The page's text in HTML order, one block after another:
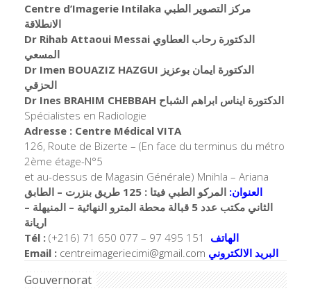
Centre d’Imagerie Intilaka مركز التصوير الطبي
الانطلاقة
Dr Rihab Attaoui Messai الدكتورة رحاب العطاوي
المسعي
Dr Imen BOUAZIZ HAZGUI الدكتورة ايمان بوعزيز
الحزقي
Dr Ines BRAHIM CHEBBAH الدكتورة ايناس ابراهم الشباح
Spécialistes en Radiologie
Adresse : Centre Médical VITA
126, Route de Bizerte – (En face du terminus du métro
2ème étage-N°5
et au-dessus de Magasin Générale) Mnihla – Ariana
العنوان:
المركو الطبي فيتا : 125 طريق بنزرت – الطابق
الثاني مكتب عدد 5 قبالة محطة المترو النهائية – المنيهلة –
اريانة
Tél : (+216) 71 650 077 – 97 495 151 الهاتف
Email : centreimageriecimi@gmail.com البريد الالكتروني
Gouvernorat